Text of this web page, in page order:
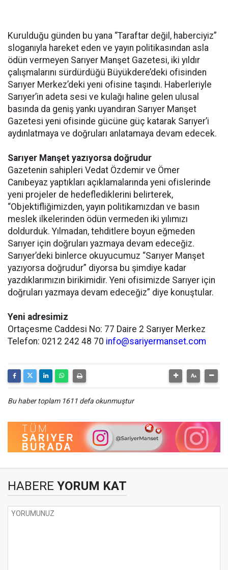
Kurulduğu günden bu yana “Taraftar değil, haberciyiz”
sloganıyla hareket eden ve yayın politikasından asla
ödün vermeyen Sarıyer Manşet Gazetesi, iki yıldır
çalışmalarını sürdürdüğü Büyükdere’deki ofisinden
Sarıyer Merkez’deki yeni ofisine taşındı. Haberleriyle
Sarıyer’in adeta sesi ve kulağı haline gelen ulusal
basında da geniş yankı uyandıran Sarıyer Manşet
Gazetesi yeni ofisinde gücüne güç katarak Sarıyer’i
aydınlatmaya ve doğruları anlatamaya devam edecek.
Sarıyer Manşet yazıyorsa doğrudur
Gazetenin sahipleri Vedat Özdemir ve Ömer
Canıbeyaz yaptıkları açıklamalarında yeni ofislerinde
yeni projeler de hedeflediklerini belirterek,
“Objektifliğimizden, yayın politikamızdan ve basın
meslek ilkelerinden ödün vermeden iki yılımızı
doldurduk. Yılmadan, tehditlere boyun eğmeden
Sarıyer için doğruları yazmaya devam edeceğiz.
Sarıyer’deki binlerce okuyucumuz “Sarıyer Manşet
yazıyorsa doğrudur” diyorsa bu şimdiye kadar
yazdıklarımızın birikimidir. Yeni ofisimizde Sarıyer için
doğruları yazmaya devam edeceğiz” diye konuştular.
Yeni adresimiz
Ortaçesme Caddesi No: 77 Daire 2 Sarıyer Merkez
Telefon: 0212 242 48 70 info@sariyermanset.com
Bu haber toplam 1611 defa okunmuştur
HABERE YORUM KAT